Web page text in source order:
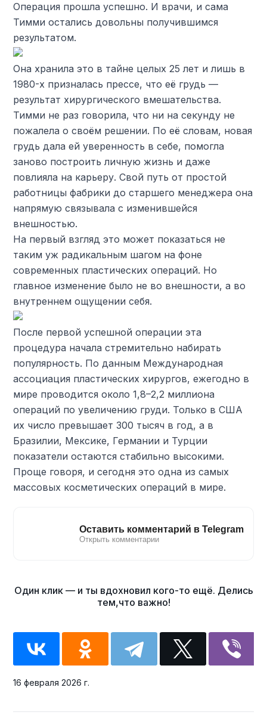
Операция прошла успешно. И врачи, и сама
Тимми остались довольны получившимся
результатом.
Она хранила это в тайне целых 25 лет и лишь в
1980-х призналась прессе, что её грудь —
результат хирургического вмешательства.
Тимми не раз говорила, что ни на секунду не
пожалела о своём решении. По её словам, новая
грудь дала ей уверенность в себе, помогла
заново построить личную жизнь и даже
повлияла на карьеру. Свой путь от простой
работницы фабрики до старшего менеджера она
напрямую связывала с изменившейся
внешностью.
На первый взгляд это может показаться не
таким уж радикальным шагом на фоне
современных пластических операций. Но
главное изменение было не во внешности, а во
внутреннем ощущении себя.
После первой успешной операции эта
процедура начала стремительно набирать
популярность. По данным Международная
ассоциация пластических хирургов, ежегодно в
мире проводится около 1,8–2,2 миллиона
операций по увеличению груди. Только в США
их число превышает 300 тысяч в год, а в
Бразилии, Мексике, Германии и Турции
показатели остаются стабильно высокими.
Проще говоря, и сегодня это одна из самых
массовых косметических операций в мире.
16 февраля 2026 г.